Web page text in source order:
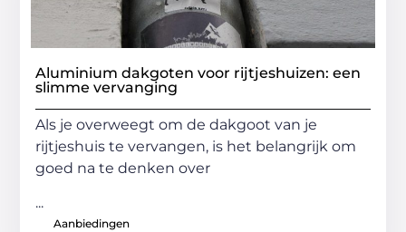
Aluminium dakgoten voor rijtjeshuizen: een
slimme vervanging
Als je overweegt om de dakgoot van je
rijtjeshuis te vervangen, is het belangrijk om
goed na te denken over
...
Aanbiedingen